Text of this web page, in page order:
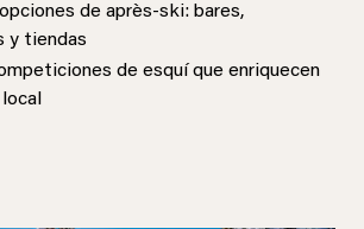
de après-ski: bares,
y tiendas
de esquí que enriquecen